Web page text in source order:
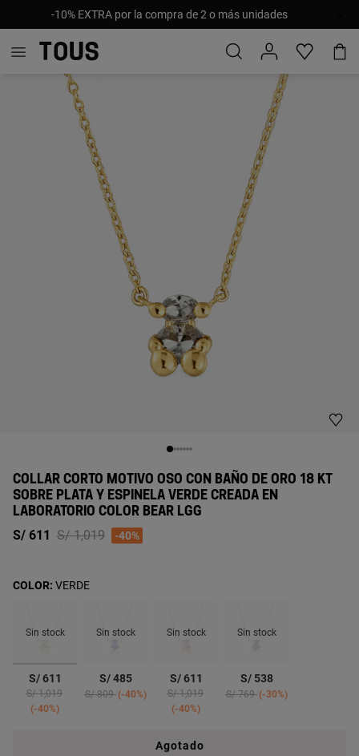
-10% EXTRA por la compra de 2 o más unidades
COLLAR CORTO MOTIVO OSO CON BAÑO DE ORO 18 KT
SOBRE PLATA Y ESPINELA VERDE CREADA EN
LABORATORIO COLOR BEAR LGG
S/ 611 Price reduced from
S/ 1,019to-40%
Sin stock
seleccionado
S/ 611
Price reduced from
S/ 1,019to
-40%
Sin stock
S/ 485
Price reduced from
S/ 809to-40%
Sin stock
S/ 611
Price reduced from
S/ 1,019to
-40%
Sin stock
S/ 538
Price reduced from
S/ 769to-30%
COLOR: VERDE
Agotado